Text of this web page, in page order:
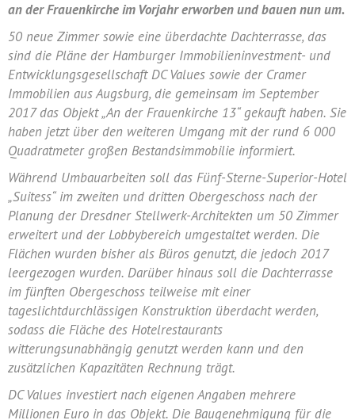
an der Frauenkirche im Vorjahr erworben und bauen nun um.
50 neue Zimmer sowie eine überdachte Dachterrasse, das
sind die Pläne der Hamburger Immobilieninvestment- und
Entwicklungsgesellschaft DC Values sowie der Cramer
Immobilien aus Augsburg, die gemeinsam im September
2017 das Objekt „An der Frauenkirche 13“ gekauft haben. Sie
haben jetzt über den weiteren Umgang mit der rund 6 000
Quadratmeter großen Bestandsimmobilie informiert.
Während Umbauarbeiten soll das Fünf-Sterne-Superior-Hotel
„Suitess“ im zweiten und dritten Obergeschoss nach der
Planung der Dresdner Stellwerk-Architekten um 50 Zimmer
erweitert und der Lobbybereich umgestaltet werden. Die
Flächen wurden bisher als Büros genutzt, die jedoch 2017
leergezogen wurden. Darüber hinaus soll die Dachterrasse
im fünften Obergeschoss teilweise mit einer
tageslichtdurchlässigen Konstruktion überdacht werden,
sodass die Fläche des Hotelrestaurants
witterungsunabhängig genutzt werden kann und den
zusätzlichen Kapazitäten Rechnung trägt.
DC Values investiert nach eigenen Angaben mehrere
Millionen Euro in das Objekt. Die Baugenehmigung für die